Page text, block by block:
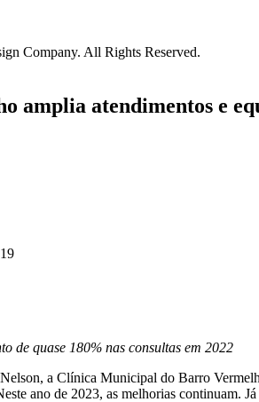
Company. All Rights Reserved.
amplia atendimentos e
de quase 180% nas consultas em 2022
a Clínica Municipal do Barro
ano de 2023, as melhorias continuam.